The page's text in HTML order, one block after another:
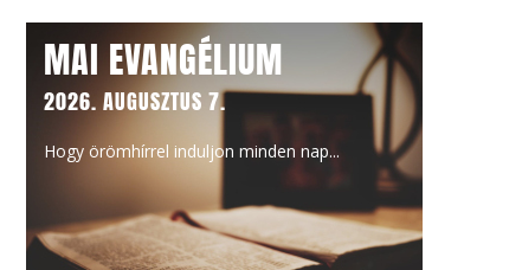
MAI EVANGÉLIUM
2026. AUGUSZTUS 7.
Hogy örömhírrel induljon minden nap...